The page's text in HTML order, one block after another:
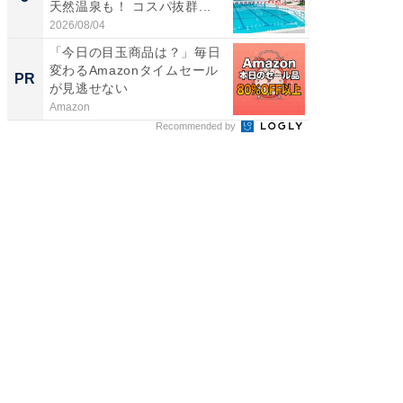
天然温泉も！ コスパ抜群...
2026/08/04
PR
「今日の目玉商品は？」毎日
変わるAmazonタイムセール
が見逃せない
Amazon
Recommended by